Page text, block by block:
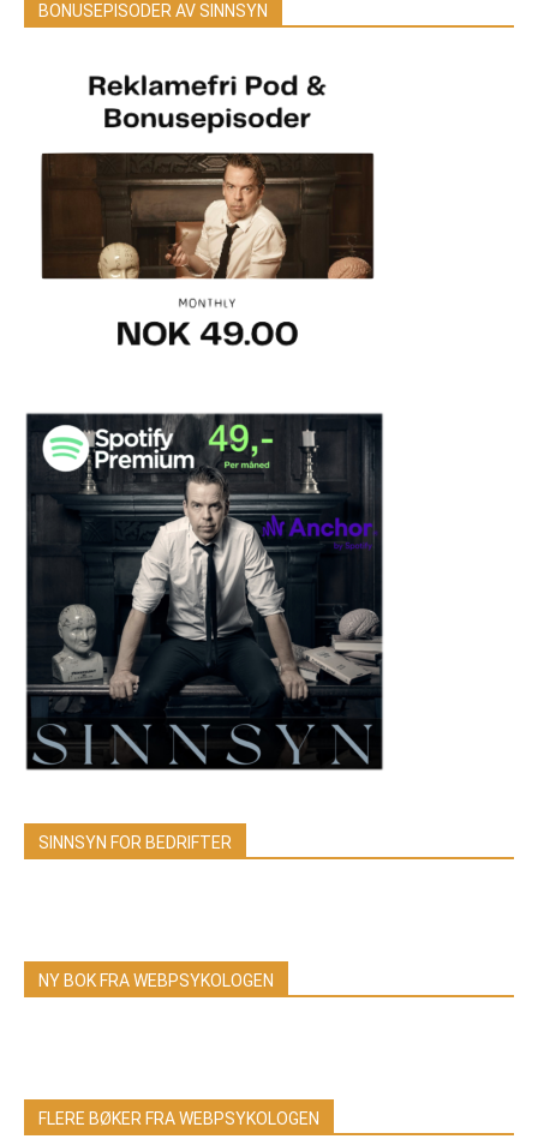
BONUSEPISODER AV SINNSYN
SINNSYN FOR BEDRIFTER
NY BOK FRA WEBPSYKOLOGEN
FLERE BØKER FRA WEBPSYKOLOGEN